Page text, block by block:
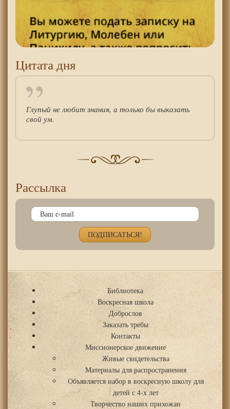
Цитата дня
Глупый не любит знания, а только бы выказать
свой ум.
Рассылка
Библиотека
Воскресная школа
Доброслов
Заказать требы
Контакты
Миссионерское движение
Живые свидетельства
Материалы для распространения
Объявляется набор в воскресную школу для
детей с 4-х лет
Творчество наших прихожан